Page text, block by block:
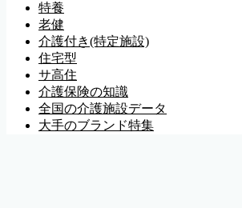
特養
老健
介護付き(特定施設)
住宅型
サ高住
介護保険の知識
全国の介護施設データ
大手のブランド特集